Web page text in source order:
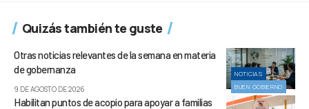
Quizás también te guste
NOTICIAS
BUEN GOBIERNO
Otras noticias relevantes de la semana en materia
de gobernanza
9 DE AGOSTO DE 2026
Habilitan puntos de acopio para apoyar a familias